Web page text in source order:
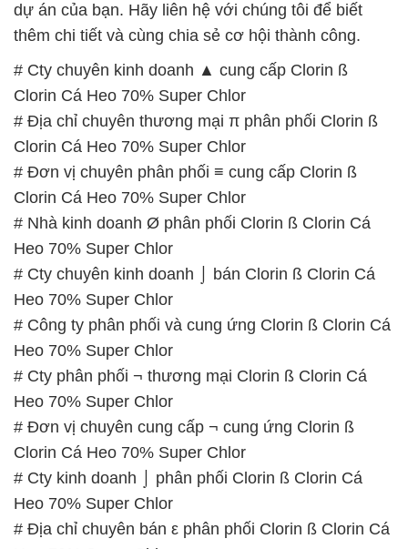
dự án của bạn. Hãy liên hệ với chúng tôi để biết
thêm chi tiết và cùng chia sẻ cơ hội thành công.
# Cty chuyên kinh doanh ▲ cung cấp Clorin ß
Clorin Cá Heo 70% Super Chlor
# Địa chỉ chuyên thương mại π phân phối Clorin ß
Clorin Cá Heo 70% Super Chlor
# Đơn vị chuyên phân phối ≡ cung cấp Clorin ß
Clorin Cá Heo 70% Super Chlor
# Nhà kinh doanh Ø phân phối Clorin ß Clorin Cá
Heo 70% Super Chlor
# Cty chuyên kinh doanh ⌡ bán Clorin ß Clorin Cá
Heo 70% Super Chlor
# Công ty phân phối và cung ứng Clorin ß Clorin Cá
Heo 70% Super Chlor
# Cty phân phối ¬ thương mại Clorin ß Clorin Cá
Heo 70% Super Chlor
# Đơn vị chuyên cung cấp ¬ cung ứng Clorin ß
Clorin Cá Heo 70% Super Chlor
# Cty kinh doanh ⌡ phân phối Clorin ß Clorin Cá
Heo 70% Super Chlor
# Địa chỉ chuyên bán ε phân phối Clorin ß Clorin Cá